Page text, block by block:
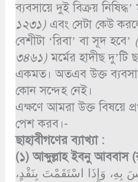
ব্যবসায়ে দুই বিক্রয় নিষিদ্ধ’
১২৩১) এবং সেটা কেউ
বেশীটা ‘রিবা’ বা সূদ হবে’
৩৪৬১) মর্মের হাদীছ দু’টি
একমত। অতএব উক্ত ব্যবসা
কোন সন্দেহ নেই।
এক্ষণে আমরা উক্ত বিষয়ে
পেশ করব।-
ছাহাবীগণের ব্যাখ্যা :
(১) আব্দুল্লাহ ইবনু আববাস
بِهِ، وَإِذَا اسْتَقَمْتَ بِنَقْدٍ،